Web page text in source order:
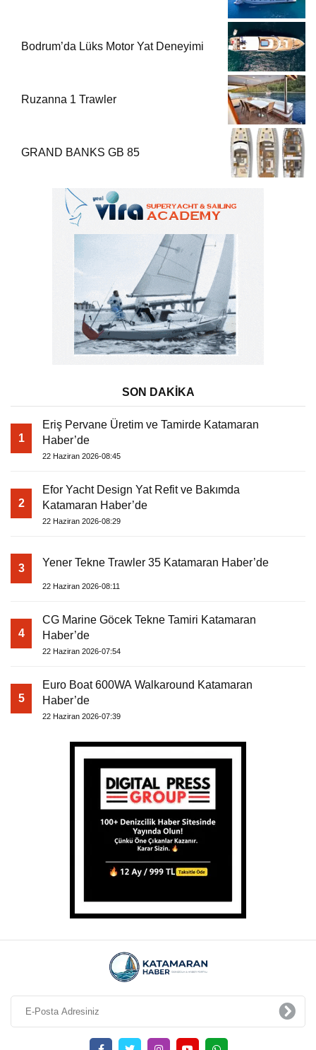
Bodrum’da Lüks Motor Yat Deneyimi
Ruzanna 1 Trawler
GRAND BANKS GB 85
SON DAKİKA
1
Eriş Pervane Üretim ve Tamirde Katamaran
Haber’de
22 Haziran 2026-08:45
2
Efor Yacht Design Yat Refit ve Bakımda
Katamaran Haber’de
22 Haziran 2026-08:29
3 Yener Tekne Trawler 35 Katamaran Haber’de
22 Haziran 2026-08:11
4
CG Marine Göcek Tekne Tamiri Katamaran
Haber’de
22 Haziran 2026-07:54
5
Euro Boat 600WA Walkaround Katamaran
Haber’de
22 Haziran 2026-07:39